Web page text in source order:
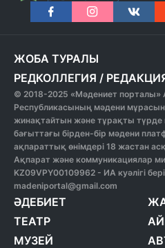
ЖОБА ТУРАЛЫ
РЕДКОЛЛЕГИЯ /
© 2018-2025 «Мәдениет порталы»
Республикасының мәдени
жинақтайтын және тұрақты
бағыттағы бірден-бір мәдени
ақпараттық өнімдері 18 жастан
Ақпарат және коммуникациялар
KZ09VPY00109962 - ИА куәлігі
madeniportal@gmail.com
ӘДЕБИЕТ
ТЕАТР
МУЗЕЙ